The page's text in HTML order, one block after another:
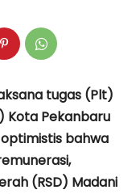
tugas (Plt)
Kota Pekanbaru
bahwa
(RSD) Madani